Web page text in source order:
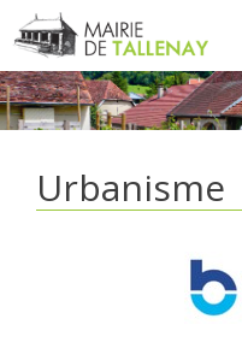
Aller
au
contenu
Urbanisme